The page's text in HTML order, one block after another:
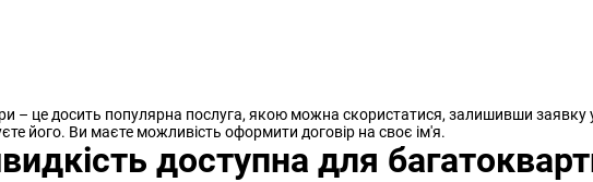
– це досить популярна послуга, якою можна скористатися, залишивши
його. Ви маєте можливість оформити договір на своє ім'я.
доступна для